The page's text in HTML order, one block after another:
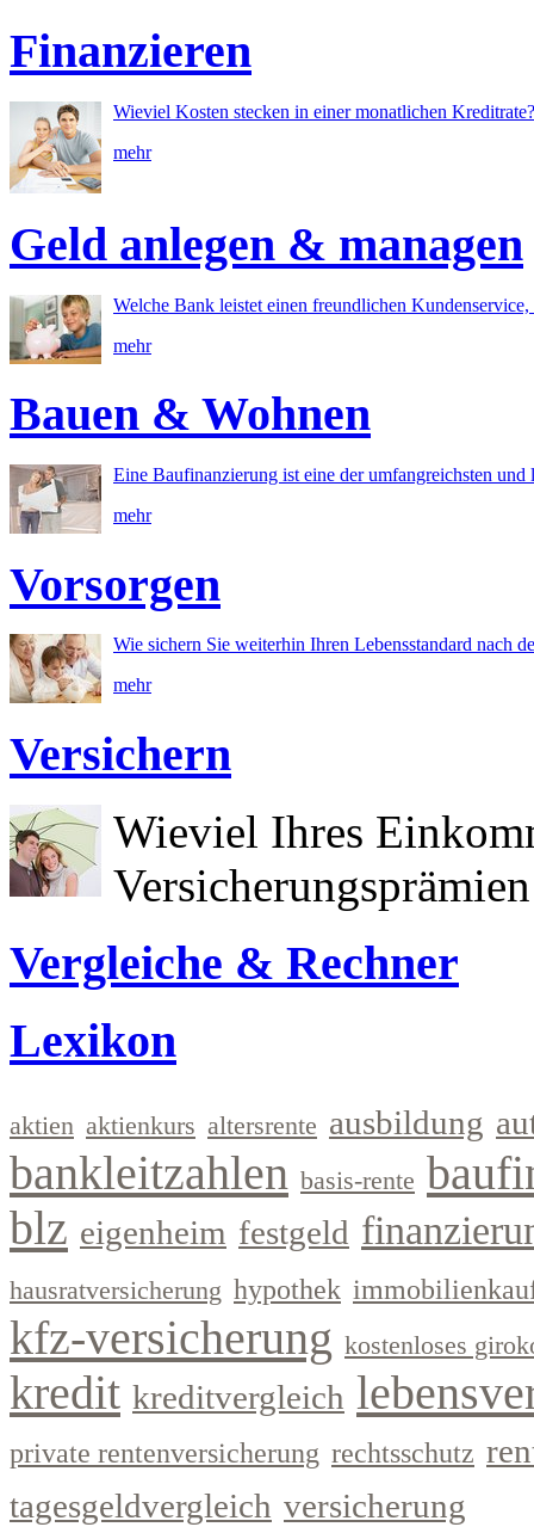
Finanzieren
Wieviel Kosten stecken in einer monatlichen
mehr
Geld anlegen & managen
Welche Bank leistet einen freundlichen
mehr
Bauen & Wohnen
Eine Baufinanzierung ist eine der umfangreichsten
mehr
Vorsorgen
Wie sichern Sie weiterhin Ihren Lebensstandard nach
mehr
Versichern
Wieviel Ihres
Vergleiche & Rechner
Lexikon
aktien aktienkurs altersrente ausbildung
bankleitzahlen basis-rente
blz eigenheim festgeld
hausratversicherung hypothek
kfz-versicherung kostenloses
kredit kreditvergleich
private rentenversicherung rechtsschutz
tagesgeldvergleich versicherung